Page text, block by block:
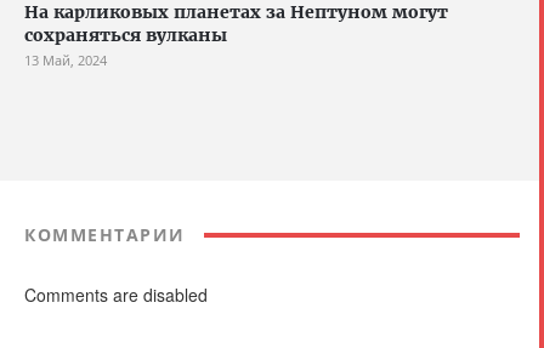
На карликовых планетах за Нептуном могут
сохраняться вулканы
13 Май, 2024
КОММЕНТАРИИ
Comments are disabled